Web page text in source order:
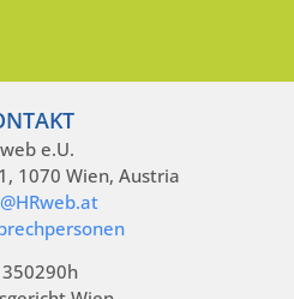
e.U.
1070 Wien, Austria
350290h